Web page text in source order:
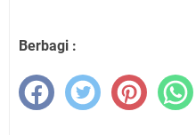
Berbagi :